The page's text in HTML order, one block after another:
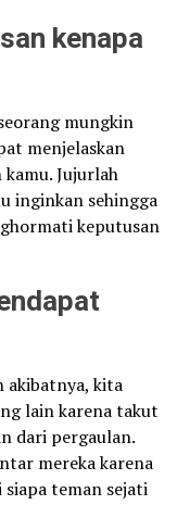
kenapa
mungkin
menjelaskan
Jujurlah
inginkan sehingga
keputusan
akibatnya, kita
lain karena takut
dari pergaulan.
mereka karena
siapa teman sejati